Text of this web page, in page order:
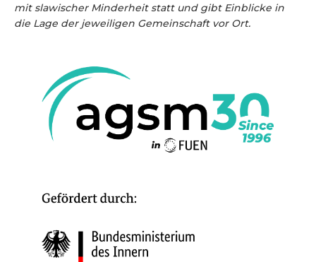
mit slawischer Minderheit statt und gibt Einblicke in
die Lage der jeweiligen Gemeinschaft vor Ort.